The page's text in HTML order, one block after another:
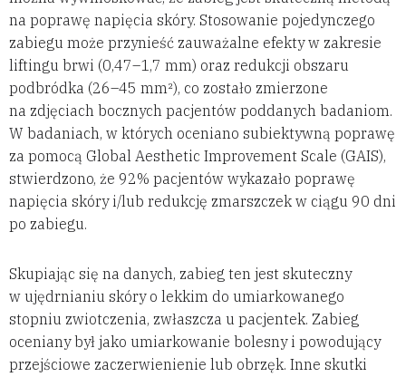
na poprawę napięcia skóry. Stosowanie pojedynczego
zabiegu może przynieść zauważalne efekty w zakresie
liftingu brwi (0,47–1,7 mm) oraz redukcji obszaru
podbródka (26–45 mm²), co zostało zmierzone
na zdjęciach bocznych pacjentów poddanych badaniom.
W badaniach, w których oceniano subiektywną poprawę
za pomocą Global Aesthetic Improvement Scale (GAIS),
stwierdzono, że 92% pacjentów wykazało poprawę
napięcia skóry i/lub redukcję zmarszczek w ciągu 90 dni
po zabiegu.
Skupiając się na danych, zabieg ten jest skuteczny
w ujędrnianiu skóry o lekkim do umiarkowanego
stopniu zwiotczenia, zwłaszcza u pacjentek. Zabieg
oceniany był jako umiarkowanie bolesny i powodujący
przejściowe zaczerwienienie lub obrzęk. Inne skutki